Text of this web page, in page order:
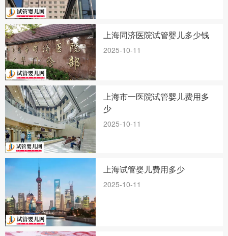
上海同济医院试管婴儿多少钱
2025-10-11
上海市一医院试管婴儿费用多
少
2025-10-11
上海试管婴儿费用多少
2025-10-11